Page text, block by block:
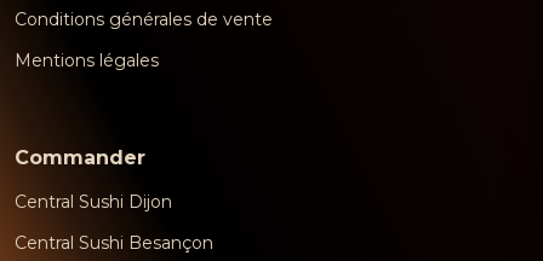
Conditions générales de vente
Mentions légales
Commander
Central Sushi Dijon
Central Sushi Besançon